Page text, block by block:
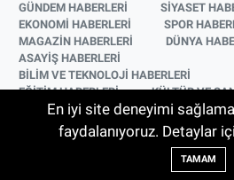
GÜNDEM HABERLERİ
SİYASET
EKONOMİ HABERLERİ
SPOR
MAGAZİN HABERLERİ
DÜNYA
ASAYİŞ HABERLERİ
BİLİM VE TEKNOLOJİ HABERLERİ
EĞİTİM HABERLERİ
KÜLTÜR VE
SAĞLIK HABERLERİ
YAŞAM
YEREL HABERLER
İZMİR HABERLERİ
SİNEMA VE TELEVİZYON HABERLERİ
En iyi site deneyimi
faydalanıyoruz. Detaylar
TAMAM